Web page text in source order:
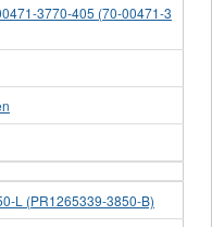
3770-405 (70-00471-3
L (PR1265339-3850-B)